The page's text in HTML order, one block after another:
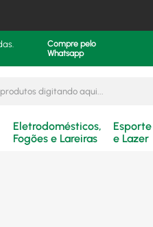
Compre pelo
Whatsapp
Eletrodomésticos,
Fogões e Lareiras
Esporte
e Lazer